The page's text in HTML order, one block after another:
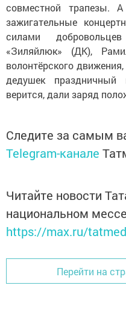
совместной трапезы.
зажигательные
силами
«Зиляйлюк» (ДК),
волонтёрского
дедушек праздничный
верится, дали заряд
Следите за самым
Telegram-канале
Читайте новости
национальном
https://max.ru/
Перейти на